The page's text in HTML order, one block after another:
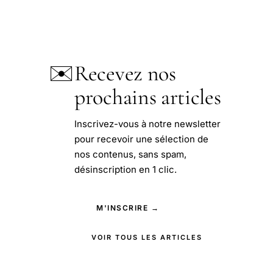
✉️Recevez nos
prochains articles
Inscrivez-vous à notre newsletter
pour recevoir une sélection de
nos contenus, sans spam,
désinscription en 1 clic.
M'INSCRIRE →
VOIR TOUS LES ARTICLES